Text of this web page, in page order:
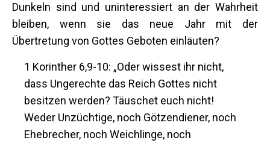
Dunkeln sind und uninteressiert an der Wahrheit
bleiben, wenn sie das neue Jahr mit der
Übertretung von Gottes Geboten einläuten?
1 Korinther 6,9-10: „Oder wissest ihr nicht,
dass Ungerechte das Reich Gottes nicht
besitzen werden? Täuschet euch nicht!
Weder Unzüchtige, noch Götzendiener, noch
Ehebrecher, noch Weichlinge, noch